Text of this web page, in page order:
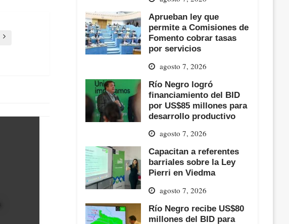
Aprueban ley que
permite a Comisiones de
Fomento cobrar tasas
por servicios
agosto 7, 2026
Río Negro logró
financiamiento del BID
por US$85 millones para
desarrollo productivo
agosto 7, 2026
Capacitan a referentes
barriales sobre la Ley
Pierri en Viedma
agosto 7, 2026
Río Negro recibe US$80
millones del BID para